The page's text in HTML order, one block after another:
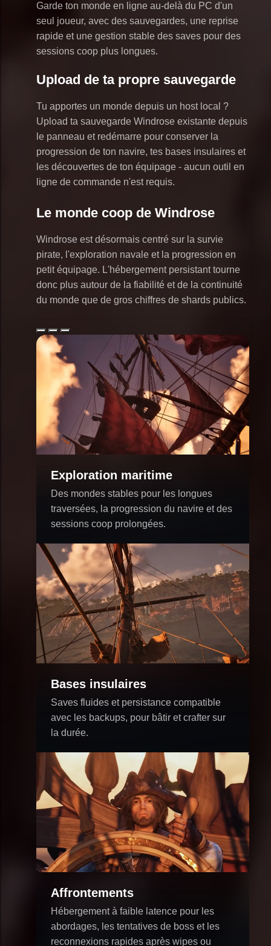
Garde ton monde en ligne au-delà du PC d'un
seul joueur, avec des sauvegardes, une reprise
rapide et une gestion stable des saves pour des
sessions coop plus longues.
Upload de ta propre sauvegarde
Tu apportes un monde depuis un host local ?
Upload ta sauvegarde Windrose existante depuis
le panneau et redémarre pour conserver la
progression de ton navire, tes bases insulaires et
les découvertes de ton équipage - aucun outil en
ligne de commande n'est requis.
Le monde coop de Windrose
Windrose est désormais centré sur la survie
pirate, l'exploration navale et la progression en
petit équipage. L'hébergement persistant tourne
donc plus autour de la fiabilité et de la continuité
du monde que de gros chiffres de shards publics.
Exploration maritime
Des mondes stables pour les longues
traversées, la progression du navire et des
sessions coop prolongées.
Bases insulaires
Saves fluides et persistance compatible
avec les backups, pour bâtir et crafter sur
la durée.
Affrontements
Hébergement à faible latence pour les
abordages, les tentatives de boss et les
reconnexions rapides après wipes ou